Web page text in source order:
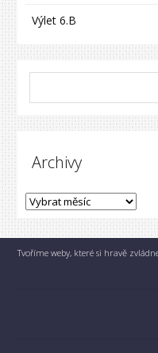
Výlet 6.B
Archivy
Tvoříme weby, které si hravě